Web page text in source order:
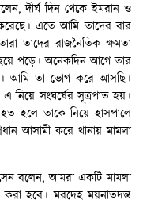
দীর্ঘ দিন থেকে ইমরান ও
করেছে। এতে আমি তাদের বার
তাদের রাজনৈতিক ক্ষমতা
পড়ে। অনেকদিন আগে তার
আমি তা ভোগ করে আসছি।
নিয়ে সংঘর্ষের সূত্রপাত হয়।
হলে তাকে নিয়ে হাসপালে
আসামী করে থানায় মামলা
বলেন, আমরা একটি মামলা
করা হবে। মরদেহ ময়নাতদন্ত